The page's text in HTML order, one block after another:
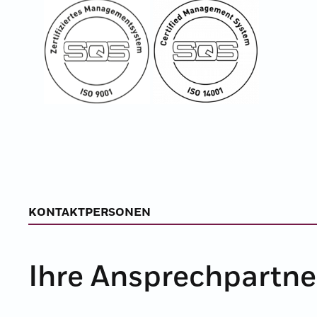
KONTAKTPERSONEN
Ihre